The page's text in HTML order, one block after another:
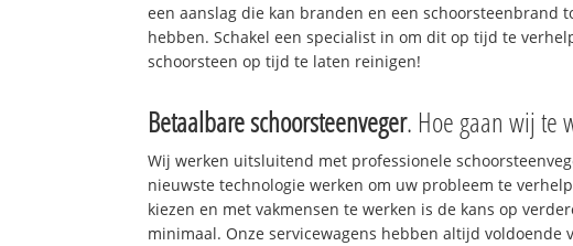
een aanslag die kan branden en een schoorsteenbrand
hebben. Schakel een specialist in om dit op tijd te
schoorsteen op tijd te laten reinigen!
Betaalbare schoorsteenveger. Hoe gaan wij te
Wij werken uitsluitend met professionele
nieuwste technologie werken om uw probleem te
kiezen en met vakmensen te werken is de kans op
minimaal. Onze servicewagens hebben altijd voldoende